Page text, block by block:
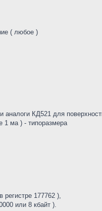
( любое )
КД521 для
1 ма ) - типоразмера
регистре 177762 ),
или 8 кбайт ).